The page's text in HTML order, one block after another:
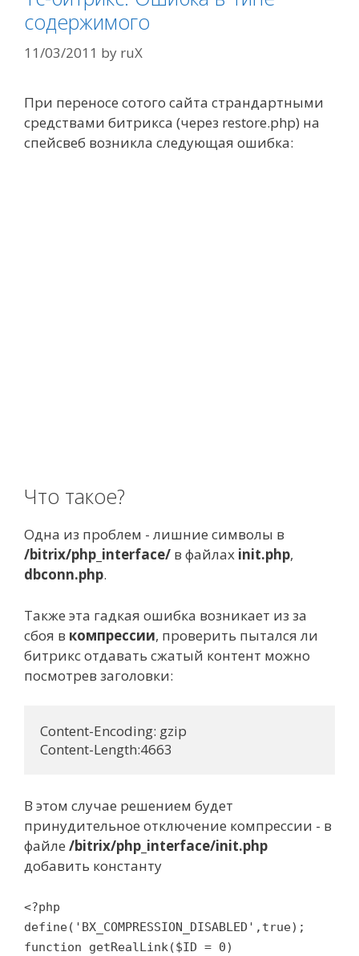
содержимого
11/03/2011 by ruX
При переносе сотого сайта страндартными
средствами битрикса (через restore.php) на
спейсвеб возникла следующая ошибка:
Что такое?
Одна из проблем - лишние символы в
/bitrix/php_interface/ в файлах init.php,
dbconn.php.
Также эта гадкая ошибка возникает из за
сбоя в компрессии, проверить пытался ли
битрикс отдавать сжатый контент можно
посмотрев заголовки:
Content-Encoding: gzip
В этом случае решением будет
принудительное отключение компрессии - в
файле /bitrix/php_interface/init.php
добавить константу
<?php
define('BX_COMPRESSION_DISABLED',true);
function getRealLink($ID = 0)